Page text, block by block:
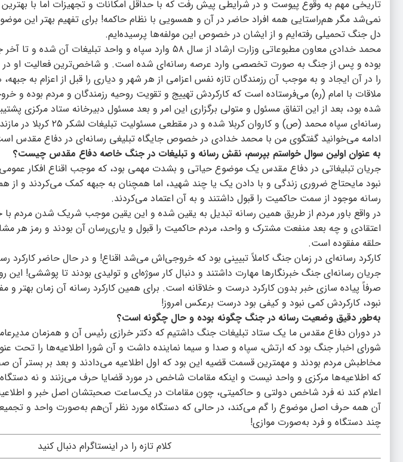
تاریخی مهم به وقوع پیوست و در شرایطی پیش رفت که با حداقل امکانات و تجهیزات اما با
نمی‌شد مگر هم‌راستایی همه افراد حاضر در آن و همسویی با نظام حاکمه! برای تفهیم بهتر این
دل جنگ تحمیلی رفته‌ایم و از ایشان در خصوص این مولفه‌ها پرسیده‌ایم.
محمد خدادی معاون مطبوعاتی وزارت ارشاد از سال ۵۸ وارد سپاه و
بوده و پس از جنگ به صورت تخصصی وارد عرصه رسانه‌ای شده است. و شاخص‌ترین فعالیت او در
را در آن ایجاد و به موجب آن رزمندگان تازه نفس اعزامی از هر شهر و دیاری را قبل از اعزام به
ملاقات با امام (ره) می‌فرستاده است که کارکردش تهییج و تقویت روحیه رزمندگان و مردم بوده و
شده بود، بعد از این اتفاق مسئول و متولی برگزاری این امر و بعد مسئول دبیرخانه ستاد مرکزی
رسانه‌ای سپاه محمد (ص) و
ادامه می‌خوانید گفتگوی من با محمد خدادی در خصوص جایگاه تبلیغی رسانه‌ای در دفاع مقدس
به عنوان اولین سوال خواستم بپرسم، نقش رسانه و تبلیغات در جنگ خاصه دفاع مقدس چیست؟
جریان تبلیغاتی در دفاع مقدس یک موضوع حیاتی و بشدت مهمی بود، که موجب اقناع افکار
نبود مایحتاج ضروری زندگی و با دادن یک یا چند شهید، اما همچنان به جبهه کمک می‌کردند و از
رسانه موجود از سمت حاکمیت را قبول داشتند و به آن اعتماد می‌کردند.
در واقع باور مردم از طریق همین رسانه تبدیل به یقین شده و این یقین موجب شریک شدن مردم
اعتقادی و چه بعد منفعت مشترک و واحد، مردم حاکمیت را قبول و یاری‌رسان آن بودند و رمز هر
حلقه مفقوده است.
کارکرد رسانه‌ای در زمان جنگ کاملاً تبیینی بود که خروجی‌اش می‌شد اقناع! و در حال حاضر کارکرد
جریان رسانه‌ای جنگ خبرنگارها مهارت داشتند و دنبال کار سوژه‌ای و تولیدی بودند تا پوششی!
صرفاً پیاده سازی خبر بدون کارکرد درست و خلاقانه است. برای همین کارکرد رسانه آن زمان بهتر و
نبود، کارکردش کمی نبود و کیفی بود درست برعکس امروز!
به‌طور دقیق وضعیت رسانه در جنگ چگونه بوده و حال چگونه است؟
در دوران دفاع مقدس ما یک ستاد تبلیغات جنگ داشتیم که دکتر خرازی رئیس آن و همزمان
شورای اخبار جنگ بود که ارتش، سپاه و صدا و سیما نماینده داشت و آن شورا اطلاعیه‌ها را تحت
مخاطبش مردم بودند و مهمترین قسمت قضیه این بود که اول اطلاعیه می‌دادند و بعد بر بستر
که اطلاعیه‌ها مرکزی و واحد نیست و اینکه مقامات شاخص در مورد قضایا حرف می‌زنند و نه دستگاه!
اعلام کند نه فرد شاخص دولتی و حاکمیتی، چون مقامات در یک‌ساعت صحبتشان اصل خبر و اطلاعیه
آن همه حرف اصل موضوع را گم می‌کند، در حالی که دستگاه مورد نظر آن‌هم به‌صورت واحد و
چند دستگاه و فرد به‌صورت موازی!
کلام تازه را در اینستاگرام دنبال کنید